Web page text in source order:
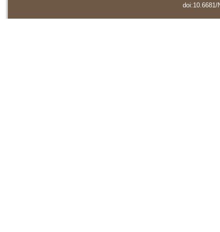
doi:10.6681/